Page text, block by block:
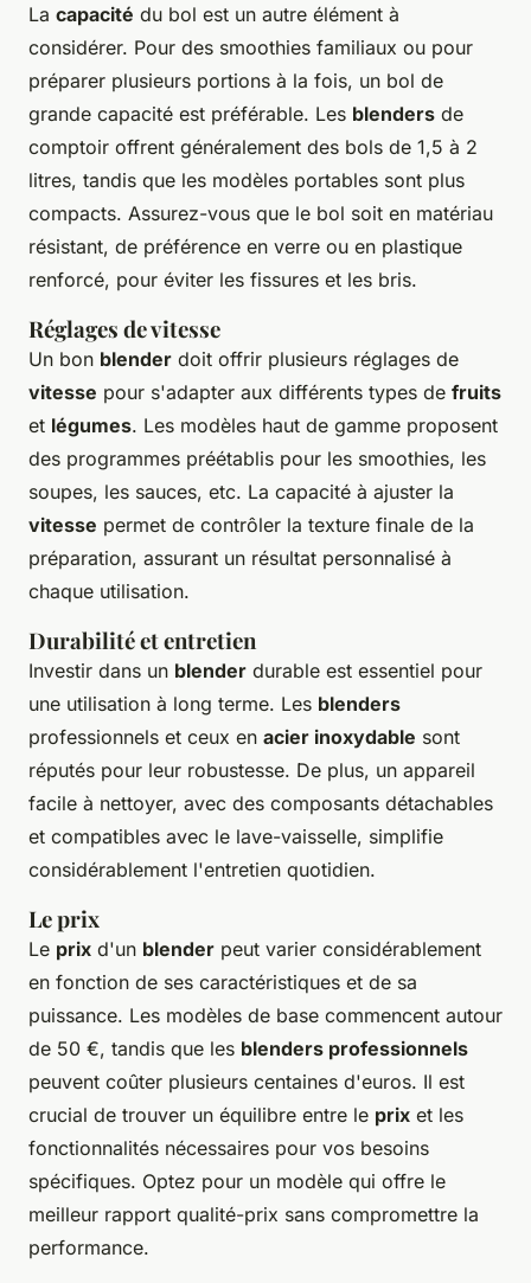
La capacité du bol est un autre élément à
considérer. Pour des smoothies familiaux ou pour
préparer plusieurs portions à la fois, un bol de
grande capacité est préférable. Les blenders de
comptoir offrent généralement des bols de 1,5 à 2
litres, tandis que les modèles portables sont plus
compacts. Assurez-vous que le bol soit en matériau
résistant, de préférence en verre ou en plastique
renforcé, pour éviter les fissures et les bris.
Réglages de vitesse
Un bon blender doit offrir plusieurs réglages de
vitesse pour s'adapter aux différents types de fruits
et légumes. Les modèles haut de gamme proposent
des programmes préétablis pour les smoothies, les
soupes, les sauces, etc. La capacité à ajuster la
vitesse permet de contrôler la texture finale de la
préparation, assurant un résultat personnalisé à
chaque utilisation.
Durabilité et entretien
Investir dans un blender durable est essentiel pour
une utilisation à long terme. Les blenders
professionnels et ceux en acier inoxydable sont
réputés pour leur robustesse. De plus, un appareil
facile à nettoyer, avec des composants détachables
et compatibles avec le lave-vaisselle, simplifie
considérablement l'entretien quotidien.
Le prix
Le prix d'un blender peut varier considérablement
en fonction de ses caractéristiques et de sa
puissance. Les modèles de base commencent autour
de 50 €, tandis que les blenders professionnels
peuvent coûter plusieurs centaines d'euros. Il est
crucial de trouver un équilibre entre le prix et les
fonctionnalités nécessaires pour vos besoins
spécifiques. Optez pour un modèle qui offre le
meilleur rapport qualité-prix sans compromettre la
performance.